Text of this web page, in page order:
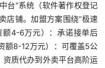
台”系统（软件著作权登记
店铺。加盟方案围绕“极速
额4-6万元）：承诺接单后
额8-12万元）：可覆盖5公
资质代办到外卖平台高阶运